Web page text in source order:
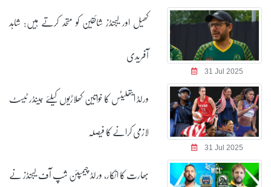
31 Jul 2025
کھیل اور لیجنڈز شائقین کو متحد کرتے ہیں: شاہد
آفریدی
31 Jul 2025
ورلڈ ایتھلیٹس کا خواتین کھلاڑیوں کیلئے جینڈر ٹیسٹ
لازمی کرانے کا فیصلہ
بھارت کا انکار، ورلڈ چیمپئن شپ آف لیجنڈز نے